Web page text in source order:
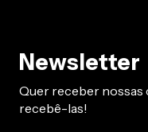
Newsletter
Quer receber nossas
recebê-las!